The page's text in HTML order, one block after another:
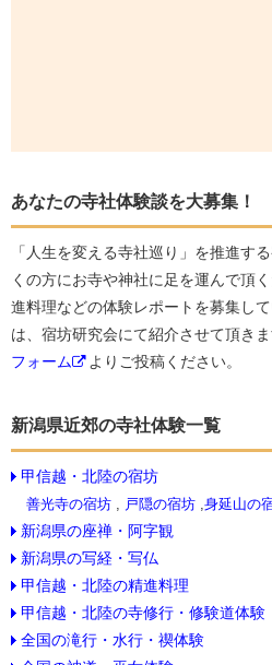
あなたの寺社体験談を大募集！
「人生を変える寺社巡り」を推進す
くの方にお寺や神社に足を運んで頂
進料理などの体験レポートを募集し
は、宿坊研究会にて紹介させて頂き
フォーム
よりご投稿ください。
新潟県近郊の寺社体験一覧
甲信越・北陸の宿坊
善光寺の宿坊 , 戸隠の宿坊 ,身延山の
新潟県の座禅・阿字観
新潟県の写経・写仏
甲信越・北陸の精進料理
甲信越・北陸の寺修行・修験道体験
全国の滝行・水行・禊体験